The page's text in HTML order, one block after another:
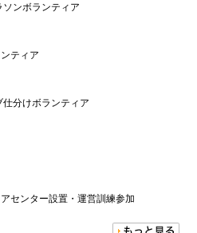
ンボランティア
ティア
分けボランティア
センター設置・運営訓練参加